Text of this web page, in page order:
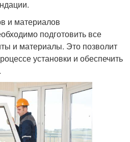
и материалов
подготовить все
и материалы. Это позволит
установки и обеспечить